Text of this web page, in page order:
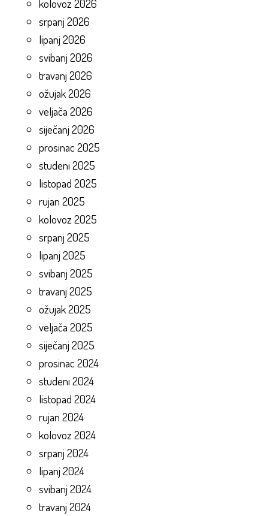
kolovoz 2026
srpanj 2026
lipanj 2026
svibanj 2026
travanj 2026
ožujak 2026
veljača 2026
siječanj 2026
prosinac 2025
studeni 2025
listopad 2025
rujan 2025
kolovoz 2025
srpanj 2025
lipanj 2025
svibanj 2025
travanj 2025
ožujak 2025
veljača 2025
siječanj 2025
prosinac 2024
studeni 2024
listopad 2024
rujan 2024
kolovoz 2024
srpanj 2024
lipanj 2024
svibanj 2024
travanj 2024